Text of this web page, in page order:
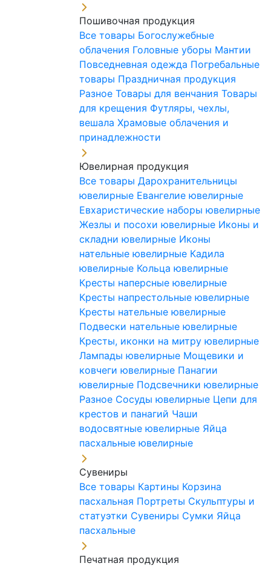
Пошивочная продукция
Все товары Богослужебные
облачения Головные уборы Мантии
Повседневная одежда Погребальные
товары Праздничная продукция
Разное Товары для венчания Товары
для крещения Футляры, чехлы,
вешала Храмовые облачения и
принадлежности
Ювелирная продукция
Все товары Дарохранительницы
ювелирные Евангелие ювелирные
Евхаристические наборы ювелирные
Жезлы и посохи ювелирные Иконы и
складни ювелирные Иконы
нательные ювелирные Кадила
ювелирные Кольца ювелирные
Кресты наперсные ювелирные
Кресты напрестольные ювелирные
Кресты нательные ювелирные
Подвески нательные ювелирные
Кресты, иконки на митру ювелирные
Лампады ювелирные Мощевики и
ковчеги ювелирные Панагии
ювелирные Подсвечники ювелирные
Разное Сосуды ювелирные Цепи для
крестов и панагий Чаши
водосвятные ювелирные Яйца
пасхальные ювелирные
Сувениры
Все товары Картины Корзина
пасхальная Портреты Скульптуры и
статуэтки Сувениры Сумки Яйца
пасхальные
Печатная продукция